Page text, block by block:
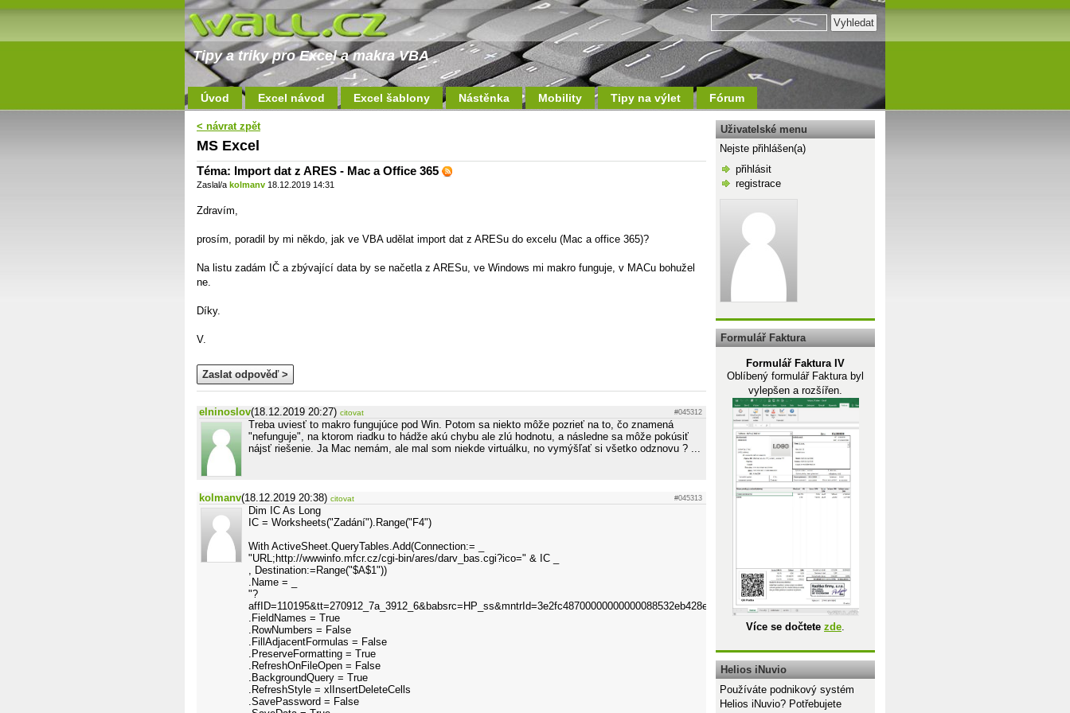
Tipy a triky pro Excel a makra VBA
Úvod Excel návod Excel šablony Nástěnka Mobility Tipy na výlet Fórum
< návrat zpět
MS Excel
Téma: Import dat z ARES - Mac a Office 365
Zaslal/a kolmanv 18.12.2019 14:31
Zdravím,
prosím, poradil by mi někdo, jak ve VBA udělat import dat z ARESu do excelu (Mac a office 365)?
Na listu zadám IČ a zbývající data by se načetla z ARESu, ve Windows mi makro funguje, v MACu bohužel
ne.
Díky.
V.
Zaslat odpověď >
elninoslov(18.12.2019 20:27) citovat #045312
Treba uviesť to makro fungujúce pod Win. Potom sa niekto môže pozrieť na to, čo znamená
"nefunguje", na ktorom riadku to hádže akú chybu ale zlú hodnotu, a následne sa môže pokúsiť
nájsť riešenie. Ja Mac nemám, ale mal som niekde virtuálku, no vymýšľať si všetko odznovu ? ...
kolmanv(18.12.2019 20:38) citovat #045313
Dim IC As Long
IC = Worksheets("Zadání").Range("F4")
With ActiveSheet.QueryTables.Add(Connection:= _
"URL;http://wwwinfo.mfcr.cz/cgi-bin/ares/darv_bas.cgi?ico=" & IC _
, Destination:=Range("$A$1"))
.Name = _
"?
affID=110195&tt=270912_7a_3912_6&babsrc=HP_ss&mntrId=3e2fc48700000000000088532eb428ec"
.FieldNames = True
.RowNumbers = False
.FillAdjacentFormulas = False
.PreserveFormatting = True
.RefreshOnFileOpen = False
.BackgroundQuery = True
.RefreshStyle = xlInsertDeleteCells
.SavePassword = False
Uživatelské menu
Nejste přihlášen(a)
přihlásit
registrace
Formulář Faktura
Formulář Faktura IV
Oblíbený formulář Faktura byl
vylepšen a rozšířen.
Více se dočtete zde.
Helios iNuvio
Používáte podnikový systém
Helios iNuvio? Potřebujete